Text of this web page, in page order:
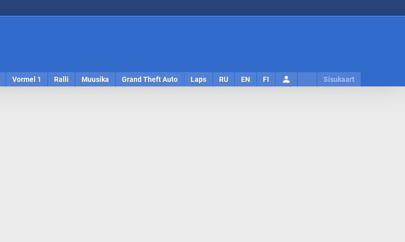
Vormel 1 Ralli Muusika Grand Theft Auto Laps RU EN FI Sisukaart